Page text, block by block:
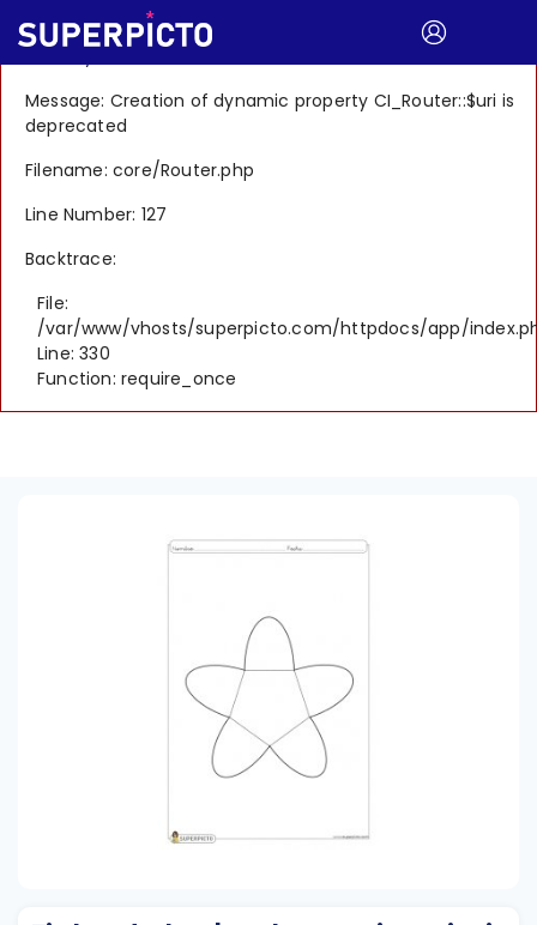
A PHP Error was encountered
Message: Creation of dynamic property CI_Router::$uri is
deprecated
Filename: core/Router.php
Line Number: 127
Backtrace:
File:
/var/www/vhosts/superpicto.com/httpdocs/app/
Line: 330
Function: require_once